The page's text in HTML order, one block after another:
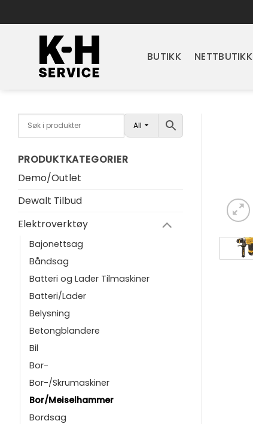
to
BUTIKK NETTBUTIKK
All
PRODUKTKATEGORIER
Demo/Outlet
Dewalt Tilbud
Elektroverktøy
Bajonettsag
Båndsag
Batteri og Lader Tilmaskiner
Batteri/Lader
Belysning
Betongblandere
Bil
Bor-
Bor-/Skrumaskiner
Bor/Meiselhammer
Bordsag